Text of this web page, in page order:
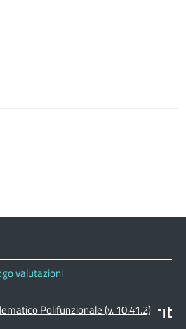
valutazioni
Polifunzionale (v. 10.41.2)